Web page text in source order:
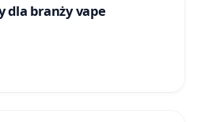
dla branży vape